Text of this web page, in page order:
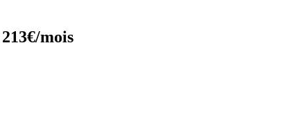
mois